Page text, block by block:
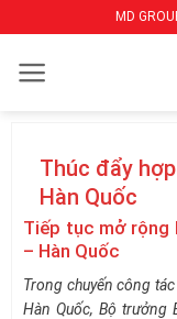
qua
nội
MD
Thúc đẩy
Hàn Quốc
Tiếp tục mở rộng
– Hàn Quốc
Trong chuyến công
Hàn Quốc, Bộ trưởng